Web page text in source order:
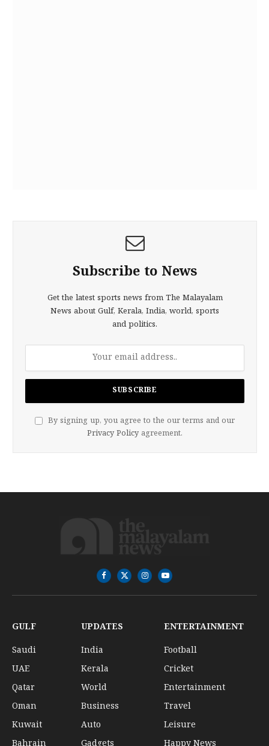
Subscribe to News
Get the latest sports news from The Malayalam
News about Gulf, Kerala, India, world, sports
and politics.
By signing up, you agree to the our terms and our
Privacy Policy agreement.
Facebook
X
(Twitter)
InstagramYouTube
GULF
Saudi
UAE
Qatar
Oman
Kuwait
Bahrain
UPDATES
India
Kerala
World
Business
Auto
Gadgets
ENTERTAINMENT
Football
Cricket
Entertainment
Travel
Leisure
Happy News